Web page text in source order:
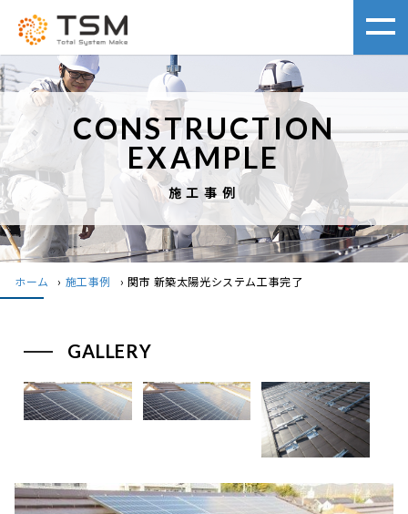
CONSTRUCTION
EXAMPLE
施工事例
ホーム › 施工事例 › 関市 新築太陽光システム工事完了
GALLERY